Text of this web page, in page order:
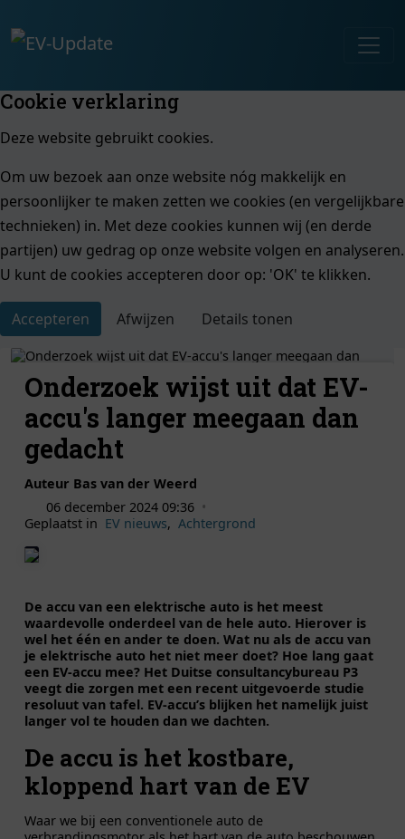
Cookie verklaring
Deze website gebruikt cookies.
Om uw bezoek aan onze website nóg makkelijk en
persoonlijker te maken zetten we cookies (en vergelijkbare
technieken) in. Met deze cookies kunnen wij (en derde
partijen) uw gedrag op onze website volgen en analyseren.
U kunt de cookies accepteren door op: 'OK' te klikken.
Accepteren Afwijzen Details tonen
Onderzoek wijst uit dat EV-
accu's langer meegaan dan
gedacht
Auteur Bas van der Weerd
06 december 2024 09:36 •
Geplaatst in EV nieuws, Achtergrond
De accu van een elektrische auto is het meest
waardevolle onderdeel van de hele auto. Hierover is
wel het één en ander te doen. Wat nu als de accu van
je elektrische auto het niet meer doet? Hoe lang gaat
een EV-accu mee? Het Duitse consultancybureau P3
veegt die zorgen met een recent uitgevoerde studie
resoluut van tafel. EV-accu’s blijken het namelijk juist
langer vol te houden dan we dachten.
De accu is het kostbare,
kloppend hart van de EV
Waar we bij een conventionele auto de